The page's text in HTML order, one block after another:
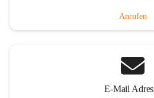
Anrufen
E-Mail